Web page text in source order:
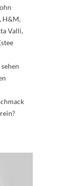
H&M,
Valli,